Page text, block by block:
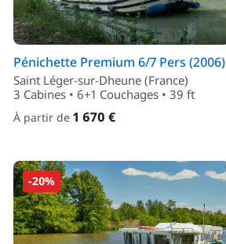
Pénichette Premium 6/7 Pers (2006)
Saint Léger-sur-Dheune (France)
3 Cabines • 6+1 Couchages • 39 ft
À partir de 1 670 €
-20%